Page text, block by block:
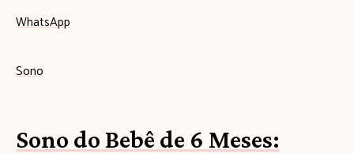
WhatsApp
Sono
Sono do Bebê de 6 Meses: